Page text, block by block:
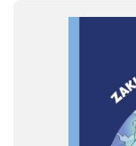
1. klasse